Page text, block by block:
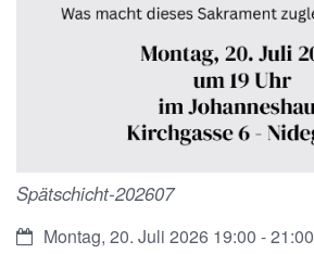
Spätschicht-202607
Datum:Montag, 20. Juli 2026 19:00 - 21:00